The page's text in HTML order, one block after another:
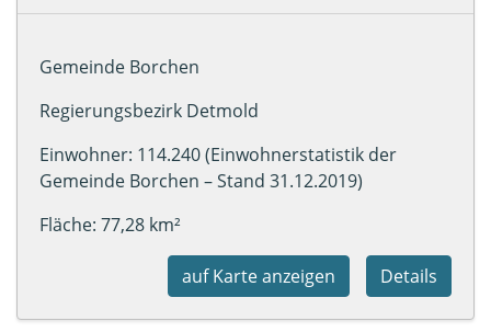
Gemeinde Borchen
Regierungsbezirk Detmold
Einwohner: 114.240 (Einwohnerstatistik der
Gemeinde Borchen – Stand 31.12.2019)
Fläche: 77,28 km²
Details
auf Karte anzeigen